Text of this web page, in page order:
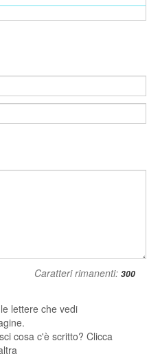
Caratteri rimanenti:
lettere che vedi
cosa c'è scritto? Clicca